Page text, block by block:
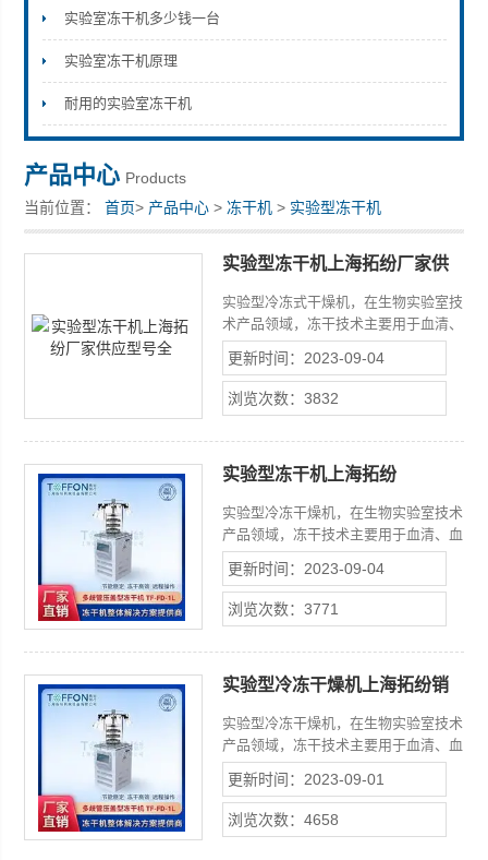
上海拓纷机械设备有限公司
实验室冻干机多少钱一台
实验室冻干机原理
耐用的实验室冻干机
产品中心 Products
当前位置：首页> 产品中心 >冻干机 > 实验型冻干机
实验型冻干机上海拓纷厂家供
实验型冷冻式干燥机，在生物实验室技
术产品领域，冻干技术主要用于血清、
血浆、疫苗、酶、抗生素、激素等药品
的生产；生物化学的检查药品、免疫学
及细菌学的检查药品；血液、细菌、动
脉、骨骼、皮肤、角膜、神经组织及各
更新时间：2023-09-04
浏览次数：3832
实验型冻干机上海拓纷
实验型冷冻干燥机，在生物实验室技术
产品领域，冻干技术主要用于血清、血
浆、疫苗、酶、抗生素、激素等药品的
生产；生物化学的检查药品、免疫学及
细菌学的检查药品；血液、细菌、动
脉、骨骼、皮肤、角膜、神经组织及各
更新时间：2023-09-04
浏览次数：3771
实验型冷冻干燥机上海拓纷销
实验型冷冻干燥机，在生物实验室技术
产品领域，冻干技术主要用于血清、血
浆、疫苗、酶、抗生素、激素等药品的
生产；生物化学的检查药品、免疫学及
细菌学的检查药品；血液、细菌、动
脉、骨骼、皮肤、角膜、神经组织及各
更新时间：2023-09-01
浏览次数：4658